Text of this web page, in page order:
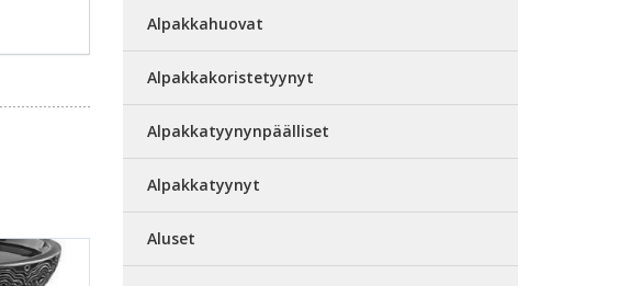
Alpakkahuovat
Alpakkakoristetyynyt
Alpakkatyynynpäälliset
Alpakkatyynyt
Aluset